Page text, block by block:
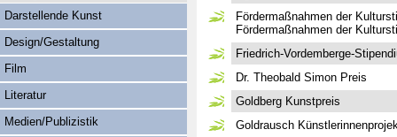
Fördermaßnahmen der
Fördermaßnahmen der
Friedrich-Vordemberge-
Dr. Theobald Simon Preis
Goldberg Kunstpreis
Goldrausch
Darstellende Kunst
Design/Gestaltung
Film
Literatur
Medien/Publizistik